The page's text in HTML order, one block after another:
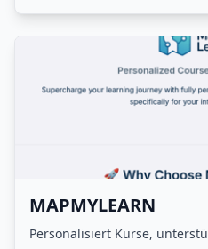
MAPMYLEARN
Personalisiert Kurse,